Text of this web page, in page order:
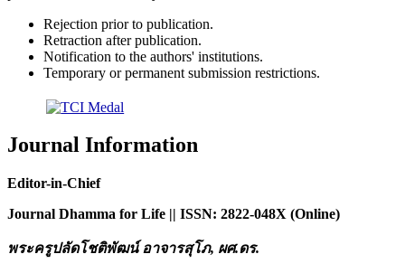
Rejection prior to publication.
Retraction after publication.
Notification to the authors' institutions.
Temporary or permanent submission restrictions.
Journal Information
Editor-in-Chief
Journal Dhamma for Life || ISSN: 2822-048X (Online)
พระครูปลัดโชติพัฒน์ อาจารสุโภ, ผศ.ดร.